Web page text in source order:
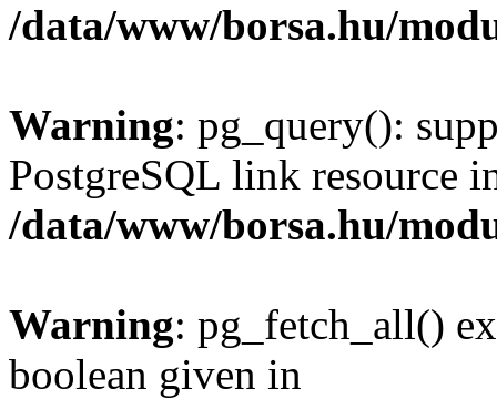
/data/www/borsa.hu/
Warning: pg_query():
PostgreSQL link resource
/data/www/borsa.hu/
Warning: pg_fetch_all()
boolean given in